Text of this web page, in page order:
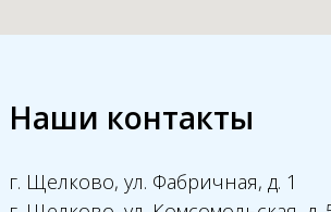
Наши контакты
г. Щелково, ул. Фабричная, д. 1